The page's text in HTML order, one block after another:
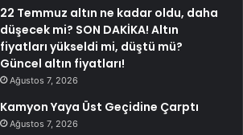
22 Temmuz altın ne kadar oldu, daha
düşecek mi? SON DAKİKA! Altın
fiyatları yükseldi mi, düştü mü?
Güncel altın fiyatları!
Ağustos 7, 2026
Kamyon Yaya Üst Geçidine Çarptı
Ağustos 7, 2026